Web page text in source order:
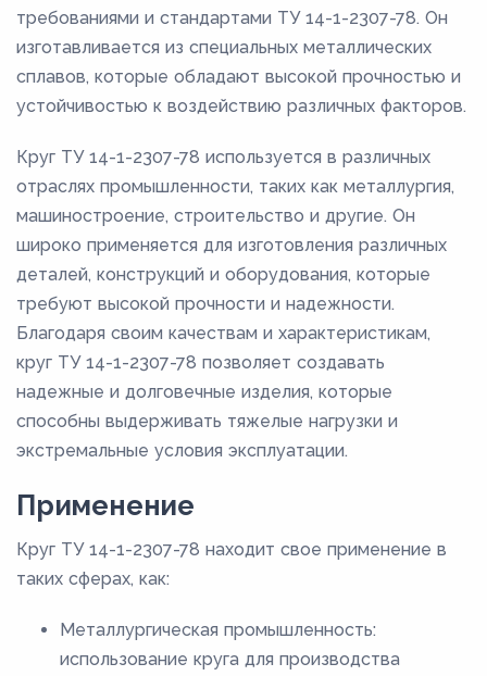
требованиями и стандартами ТУ 14-1-2307-78. Он
изготавливается из специальных металлических
сплавов, которые обладают высокой прочностью и
устойчивостью к воздействию различных факторов.
Круг ТУ 14-1-2307-78 используется в различных
отраслях промышленности, таких как металлургия,
машиностроение, строительство и другие. Он
широко применяется для изготовления различных
деталей, конструкций и оборудования, которые
требуют высокой прочности и надежности.
Благодаря своим качествам и характеристикам,
круг ТУ 14-1-2307-78 позволяет создавать
надежные и долговечные изделия, которые
способны выдерживать тяжелые нагрузки и
экстремальные условия эксплуатации.
Применение
Круг ТУ 14-1-2307-78 находит свое применение в
таких сферах, как:
Металлургическая промышленность:
использование круга для производства